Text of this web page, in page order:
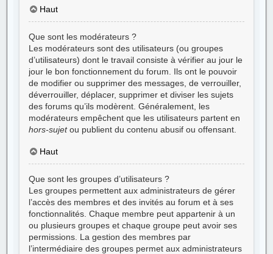
Haut
Que sont les modérateurs ?
Les modérateurs sont des utilisateurs (ou groupes
d’utilisateurs) dont le travail consiste à vérifier au jour le
jour le bon fonctionnement du forum. Ils ont le pouvoir
de modifier ou supprimer des messages, de verrouiller,
déverrouiller, déplacer, supprimer et diviser les sujets
des forums qu’ils modèrent. Généralement, les
modérateurs empêchent que les utilisateurs partent en
hors-sujetou publient du contenu abusif ou offensant.
Haut
Que sont les groupes d’utilisateurs ?
Les groupes permettent aux administrateurs de gérer
l’accès des membres et des invités au forum et à ses
fonctionnalités. Chaque membre peut appartenir à un
ou plusieurs groupes et chaque groupe peut avoir ses
permissions. La gestion des membres par
l’intermédiaire des groupes permet aux administrateurs